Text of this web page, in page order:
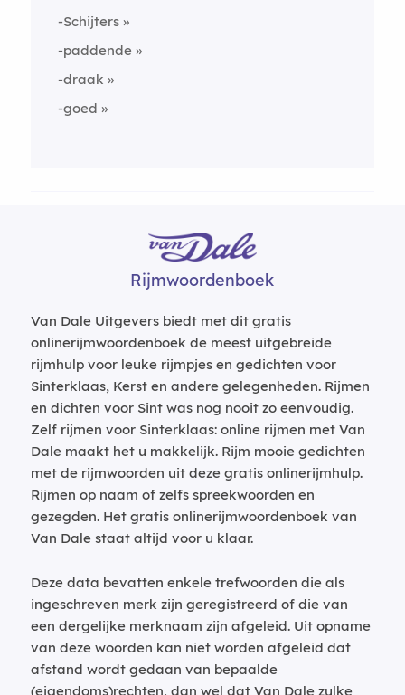
-Schijters
-paddende
-draak
-goed
Rijmwoordenboek
Van Dale Uitgevers biedt met dit gratis
onlinerijmwoordenboek de meest uitgebreide
rijmhulp voor leuke rijmpjes en gedichten voor
Sinterklaas, Kerst en andere gelegenheden. Rijmen
en dichten voor Sint was nog nooit zo eenvoudig.
Zelf rijmen voor Sinterklaas: online rijmen met Van
Dale maakt het u makkelijk. Rijm mooie gedichten
met de rijmwoorden uit deze gratis onlinerijmhulp.
Rijmen op naam of zelfs spreekwoorden en
gezegden. Het gratis onlinerijmwoordenboek van
Van Dale staat altijd voor u klaar.
Deze data bevatten enkele trefwoorden die als
ingeschreven merk zijn geregistreerd of die van
een dergelijke merknaam zijn afgeleid. Uit opname
van deze woorden kan niet worden afgeleid dat
afstand wordt gedaan van bepaalde
(eigendoms)rechten, dan wel dat Van Dale zulke